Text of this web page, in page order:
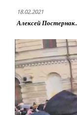
18.02.2021
Алексей Постернак.